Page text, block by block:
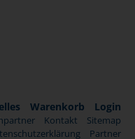
Warenkorb Login
Kontakt
Sitemap
Partner